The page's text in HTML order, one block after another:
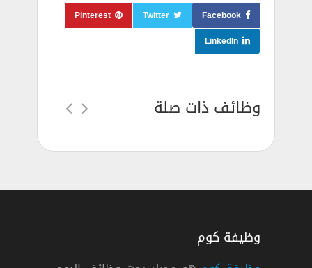
Facebook
Twitter
Pinterest
LinkedIn
وظائف ذات صلة
وظيفة كوم